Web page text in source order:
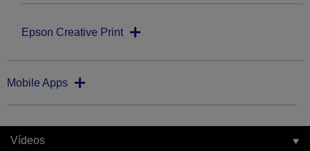
Epson Creative Print
Mobile Apps
Vídeos